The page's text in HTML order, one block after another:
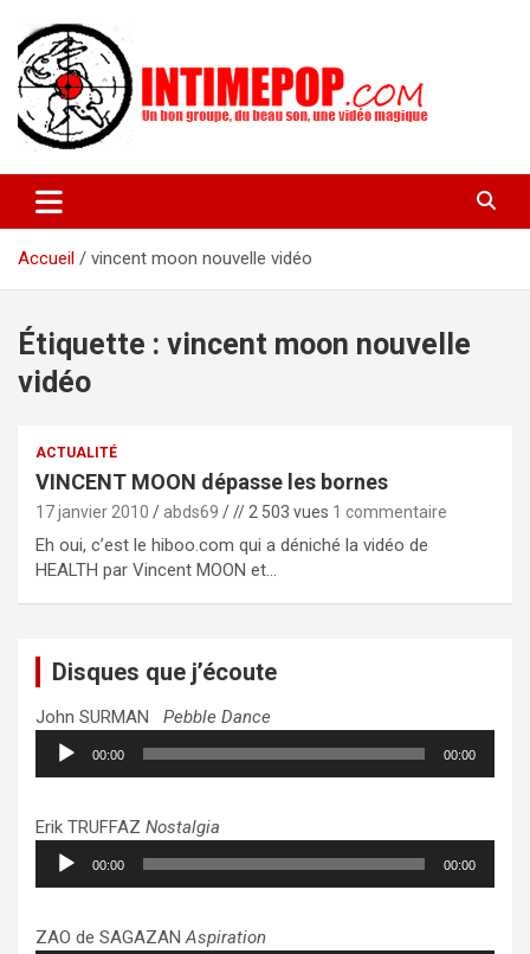
contenu
intimepop.com
actuelles pop rock, post-rock, indé sur Lyon. rock pop concert
lyon
Accueil
vincent moon nouvelle vidéo
Étiquette : vincent moon nouvelle
vidéo
ACTUALITÉ
VINCENT MOON dépasse les bornes
17 janvier 2010 abds69 // 2 503 vues 1 commentaire
Eh oui, c’est le hiboo.com qui a déniché la vidéo de
HEALTH par Vincent MOON et…
Disques que j’écoute
John SURMAN Pebble Dance
Lecteur
audio
00:00 00:00
Erik TRUFFAZ Nostalgia
Lecteur
audio
00:00 00:00
ZAO de SAGAZANAspiration